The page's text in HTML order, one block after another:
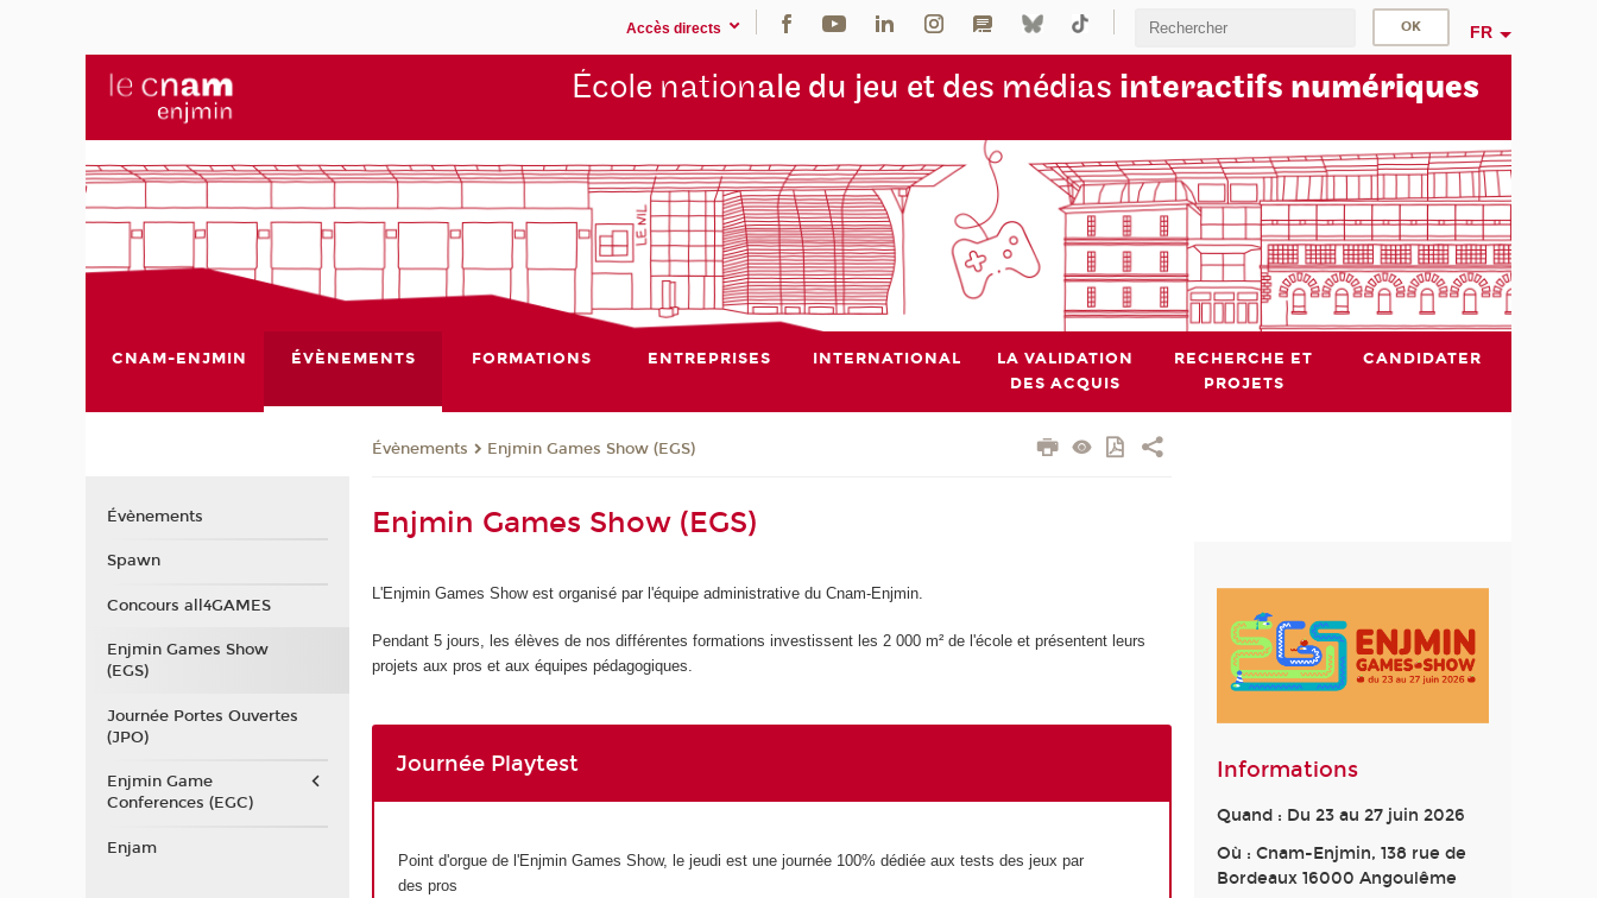
Accès directs FR
École nationale du jeu et des médias interactifs numériques
CNAM-ENJMIN ÉVÈNEMENTS FORMATIONS ENTREPRISES INTERNATIONAL
LA VALIDATION
DES ACQUIS
RECHERCHE ET
PROJETS
CANDIDATER
Évènements Enjmin Games Show (EGS)
Enjmin Games Show (EGS)
L'Enjmin Games Show est organisé par l'équipe administrative du Cnam-Enjmin.
Pendant 5 jours, les élèves de nos différentes formations investissent les 2 000 m² de l'école et présentent leurs
projets aux pros et aux équipes pédagogiques.
Journée Playtest
Point d'orgue de l'Enjmin Games Show, le jeudi est une journée 100% dédiée aux tests des jeux par
des pros
Informations
Quand : Du 23 au 27 juin 2026
Où : Cnam-Enjmin, 138 rue de
Bordeaux 16000 Angoulême
Évènements
Spawn
Concours all4GAMES
Enjmin Games Show
(EGS)
Journée Portes Ouvertes
(JPO)
Enjmin Game
Conferences (EGC)
Enjam